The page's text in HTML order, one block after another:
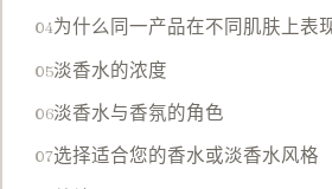
为什么同一产品在不同肌肤上表
淡香水的浓度
淡香水与香氛的角色
选择适合您的香水或淡香水风格